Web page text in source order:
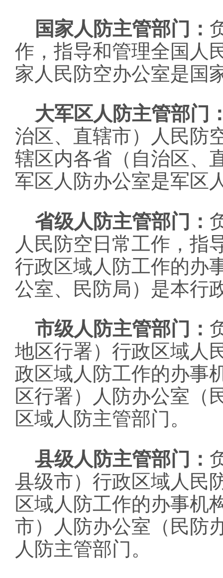
国家人防主管部门：
作，指导和管理全国人
家人民防空办公室是国
大军区人防主管部门
治区、直辖市）人民防
辖区内各省（自治区、
军区人防办公室是军区
省级人防主管部门：
人民防空日常工作，指
行政区域人防工作的办
公室、民防局）是本行
市级人防主管部门：
地区行署）行政区域人
政区域人防工作的办事
区行署）人防办公室（
区域人防主管部门。
县级人防主管部门：
县级市）行政区域人民
区域人防工作的办事机
市）人防办公室（民防
人防主管部门。